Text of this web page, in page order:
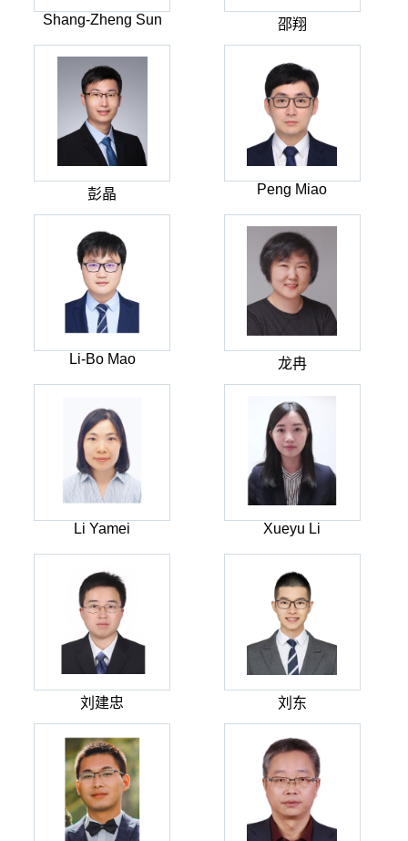
Shang-Zheng Sun 邵翔
彭晶 Peng Miao
Li-Bo Mao 龙冉
Li Yamei Xueyu Li
刘建忠 刘东